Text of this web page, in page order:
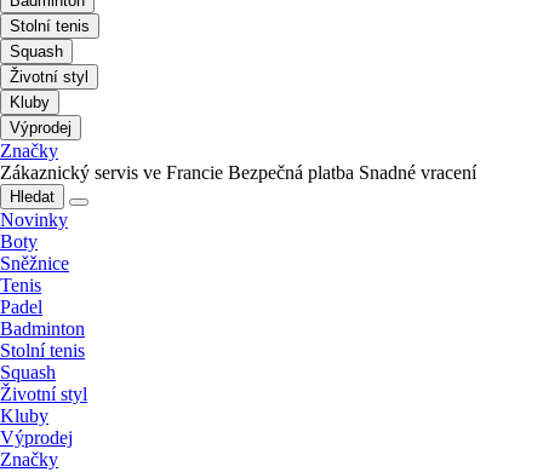
Stolní tenis
Squash
Životní styl
Kluby
Výprodej
Značky
Zákaznický servis ve Francie Bezpečná platba Snadné vracení
Hledat
Novinky
Boty
Sněžnice
Tenis
Padel
Badminton
Stolní tenis
Squash
Životní styl
Kluby
Výprodej
Značky